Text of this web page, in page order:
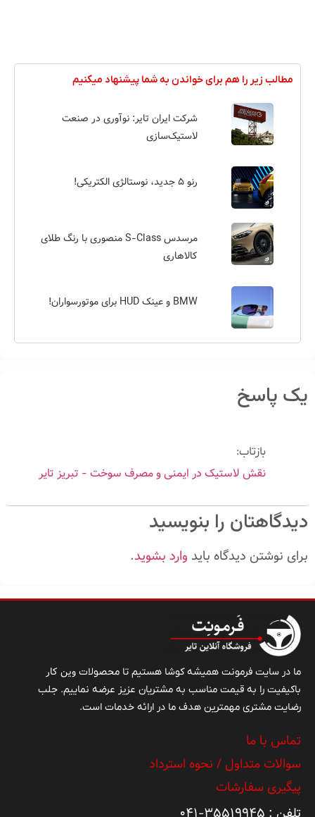
مطالب زیر را هم برای خواندن به شما پیشنهاد میکنیم
شرکت ایران تایر: نوآوری در صنعت
لاستیک‌سازی
رنو ۵ جدید، نوستالژی الکتریکی!
مرسدس S-Class منصوری با رنگ طلای
کالاهاری
BMW و عینک HUD برای موتورسواران!
یک پاسخ
بازتاب:
نقش لاستیک در ایمنی و مصرف سوخت - تبریز تایر
دیدگاهتان را بنویسید
برای نوشتن دیدگاه باید وارد بشوید.
ما در سایت فرمونت همیشه کوشا هستیم تا محصولات وین کار
باکیفیت را به قیمت مناسب به مشتریان عزیز عرضه نماییم. جلب
رضایت مشتری مهمترین هدف ما در ارائه خدمات است.
تماس با ما
سوالات متداول / نحوه استرداد
پیگیری سفارشات